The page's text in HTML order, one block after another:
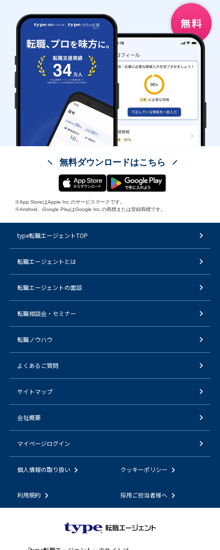
無料ダウンロードはこちら
※App StoreはApple Inc.のサービスマークです。
※Android、Google PlayはGoogle Inc.の商標または登録商標です。
type転職エージェントTOP
転職エージェントとは
転職エージェントの面談
転職相談会・セミナー
転職ノウハウ
よくあるご質問
サイトマップ
会社概要
マイページログイン
個人情報の取り扱い クッキーポリシー
利用規約 採用ご担当者様へ